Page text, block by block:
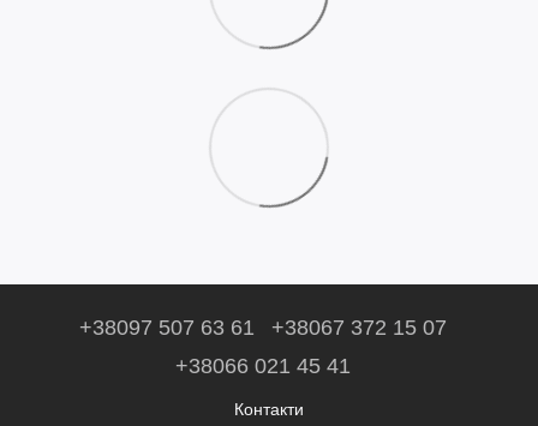
+38097 507 63 61
+38067 372 15 07
+38066 021 45 41
Контакти